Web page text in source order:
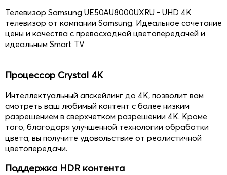
Телевизор Samsung UE50AU8000UXRU - UHD 4K
телевизор от компании Samsung. Идеальное сочетание
цены и качества с превосходной цветопередачей и
идеальным Smart TV
Процессор Crystal 4K
Интеллектуальный апскейлинг до 4K, позволит вам
смотреть ваш любимый контент с более низким
разрешением в сверхчетком разрешении 4К. Кроме
того, благодаря улучшенной технологии обработки
цвета, вы получите удовольствие от реалистичной
цветопередачи.
Поддержка HDR контента